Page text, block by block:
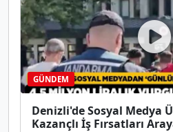
GÜNDEM
Denizli'de Sosyal Medya
Kazançlı İş Fırsatları